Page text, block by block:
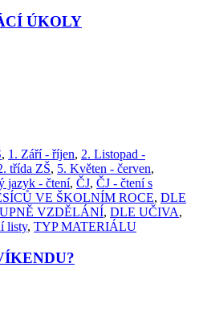
ÚKOLY
, 1. Září - říjen, 2. Listopad -
třída ZŠ, 5. Květen - červen,
jazyk - čtení, ČJ, ČJ - čtení s
VE ŠKOLNÍM ROCE, DLE
VZDĚLÁNÍ, DLE UČIVA,
listy, TYP MATERIÁLU